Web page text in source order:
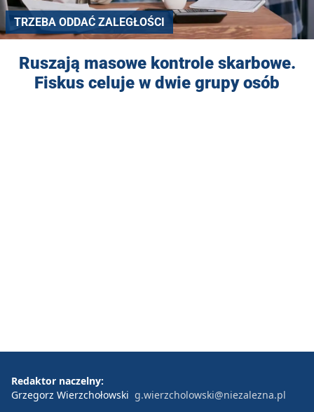
TRZEBA ODDAĆ ZALEGŁOŚCI
Ruszają masowe kontrole skarbowe.
Fiskus celuje w dwie grupy osób
Redaktor naczelny:
Grzegorz Wierzchołowski g.wierzcholowski@niezalezna.pl